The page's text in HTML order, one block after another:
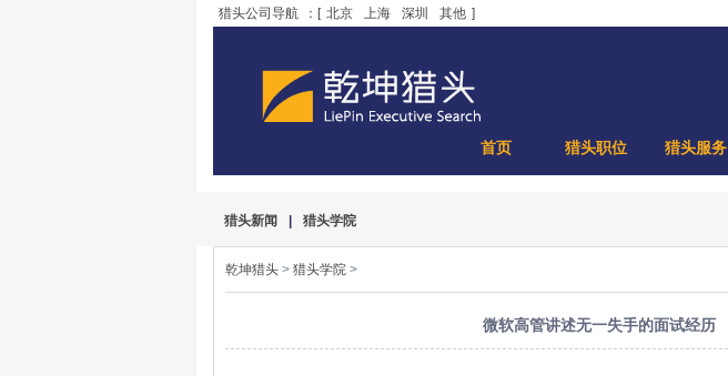
猎头公司导航 ：[ 北京 上海 深圳 其他 ]
首页 猎头职位 猎头服务
猎头新闻 猎头学院
乾坤猎头 > 猎头学院 >
微软高管讲述无一失手的面试经历